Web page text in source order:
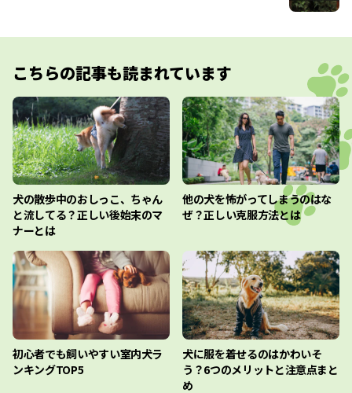
こちらの記事も読まれています
犬の散歩中のおしっこ、ちゃん
と流してる？正しい後始末のマ
ナーとは
他の犬を怖がってしまうのはな
ぜ？正しい克服方法とは
初心者でも飼いやすい室内犬ラ
ンキングTOP5
犬に服を着せるのはかわいそ
う？6つのメリットと注意点まと
め